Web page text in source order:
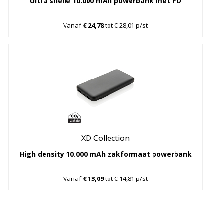
Vanaf€ 24,78tot € 28,01 p/st
XD Collection
High density 10.000 mAh zakformaat powerbank
Vanaf€ 13,09tot € 14,81 p/st